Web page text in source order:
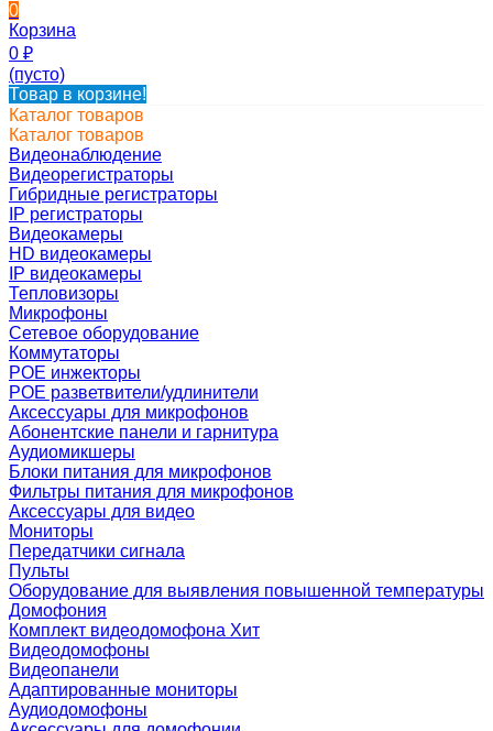
0
Корзина
0 ₽
(пусто)
Товар в корзине!
Каталог товаров
Каталог товаров
Видеонаблюдение
Видеорегистраторы
Гибридные регистраторы
IP регистраторы
Видеокамеры
HD видеокамеры
IP видеокамеры
Тепловизоры
Микрофоны
Сетевое оборудование
Коммутаторы
POE инжекторы
POE разветвители/удлинители
Аксессуары для микрофонов
Абонентские панели и гарнитура
Аудиомикшеры
Блоки питания для микрофонов
Фильтры питания для микрофонов
Аксессуары для видео
Мониторы
Передатчики сигнала
Пульты
Оборудование для выявления повышенной температуры
Домофония
Комплект видеодомофона Хит
Видеодомофоны
Видеопанели
Адаптированные мониторы
Аудиодомофоны